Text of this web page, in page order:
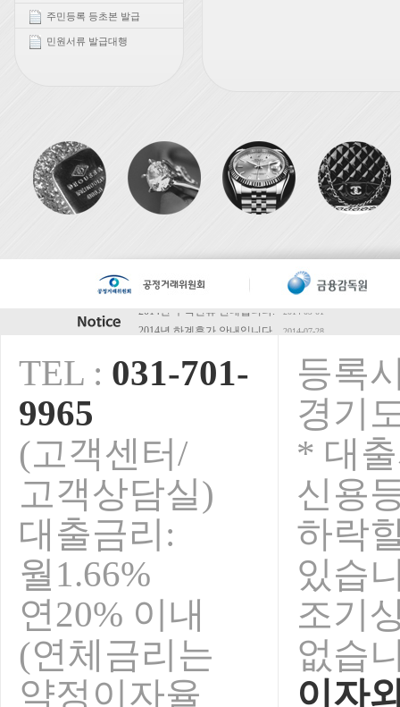
주민등록 등초본 발급
민원서류 발급대행
2015-02-23
2014년 추석연휴 안내입니다. 2014-09-01
청마해 설연휴 안내입니다. 2014-01-15
2013년 추석연휴 휴무안내입니다. 2013-09-01
오렌지전당포 전국가맹점 영업안내 2013-08-09
TEL : 031-701-
9965
(고객센터/
고객상담실)
대출금리:
월1.66%
연20% 이내
(연체금리는
약정이자율
등록
경기
* 대
신용
하락
있습
조기
없습
이자